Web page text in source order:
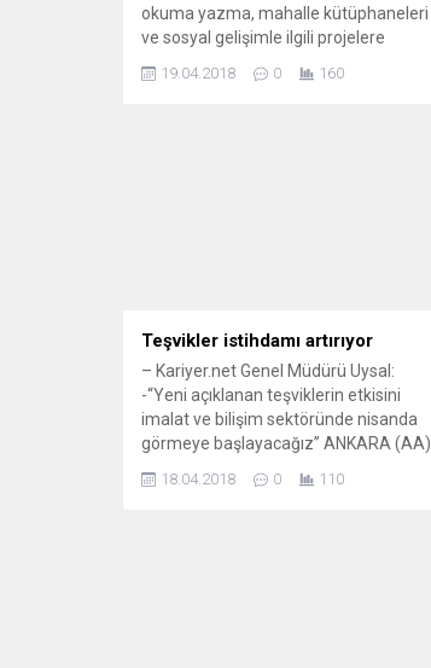
okuma yazma, mahalle kütüphaneleri
ve sosyal gelişimle ilgili projelere
Valiliğinden yapılan yazılı
19.04.2018 0 160
Teşvikler istihdamı artırıyor
– Kariyer.net Genel Müdürü Uysal:
-“Yeni açıklanan teşviklerin etkisini
imalat ve bilişim sektöründe nisanda
görmeye başlayacağız” ANKARA (AA)
– Kariyer.net Genel Müdürü Fatih
Uysal, istihdam teşviklerinin olumlu
18.04.2018 0 110